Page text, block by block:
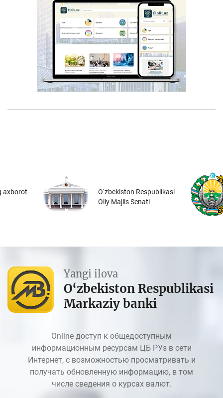
axborot-
O‘zbekiston Respublikasi
Oliy Majlis Senati
Yangi ilova
O‘zbekiston Respublikasi
Markaziy banki
Online доступ к общедоступным
информационным ресурсам ЦБ РУз в сети
Интернет, с возможностью просматривать и
получать обновленную информацию, в том
числе сведения о курсах валют.